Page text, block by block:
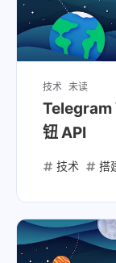
技术 未读
Telegram
钮 API
技术 搭